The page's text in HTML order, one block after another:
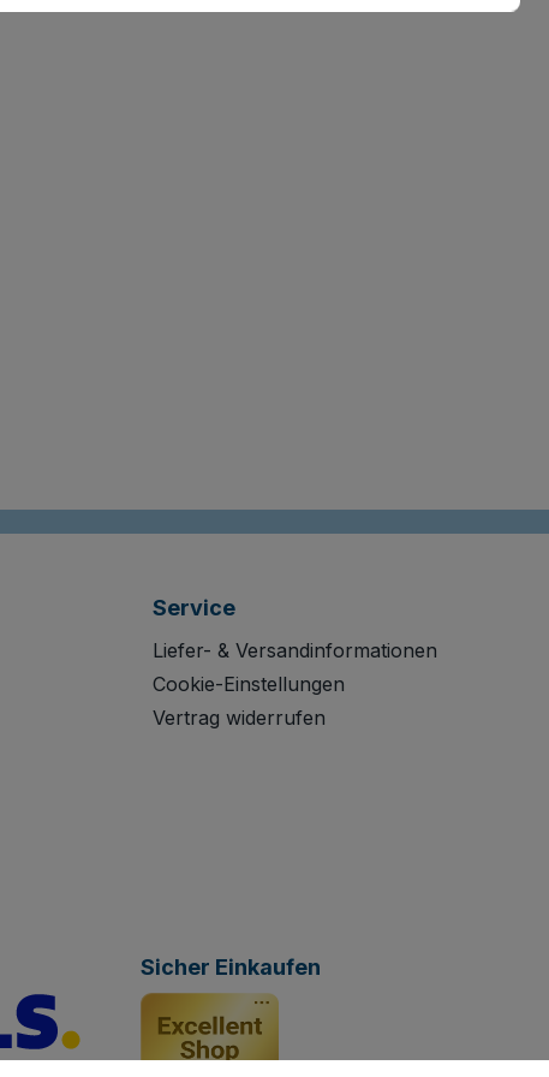
Service
Liefer- & Versandinformationen
Cookie-Einstellungen
Vertrag widerrufen
Sicher Einkaufen